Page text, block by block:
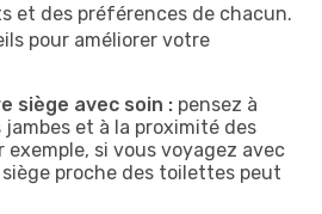
et des préférences de chacun.
pour améliorer votre
siège avec soin : pensez à
jambes et à la proximité des
exemple, si vous voyagez avec
proche des toilettes peut